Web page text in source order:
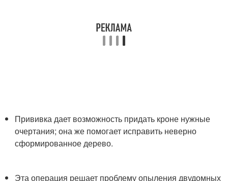
Прививка дает возможность придать кроне нужные
очертания; она же помогает исправить неверно
сформированное дерево.
Эта операция решает проблему опыления двудомных